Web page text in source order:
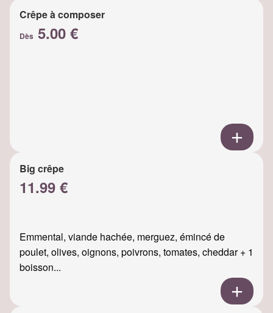
Crêpe à composer
Dès 5.00 €
Big crêpe
11.99 €
Emmental, viande hachée, merguez, émincé de
poulet, olives, oignons, poivrons, tomates, cheddar + 1
boisson...